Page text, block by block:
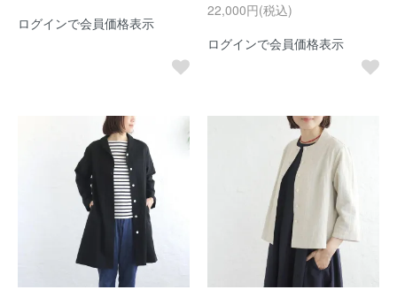
ログインで会員価格表示
22,000円(税込)
ログインで会員価格表示